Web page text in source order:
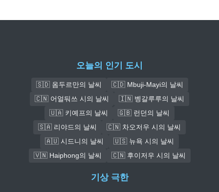
오늘의 인기 도시
🇸🇩 옴두르만의 날씨
🇨🇩 Mbuji-Mayi의 날씨
🇨🇳 어얼둬쓰 시의 날씨
🇮🇳 벵갈루루의 날씨
🇺🇦 키예프의 날씨
🇬🇧 런던의 날씨
🇸🇦 리야드의 날씨
🇨🇳 차오저우 시의 날씨
🇦🇺 시드니의 날씨
🇺🇸 뉴욕 시의 날씨
🇻🇳 Haiphong의 날씨
🇨🇳 후이저우 시의 날씨
기상 극한